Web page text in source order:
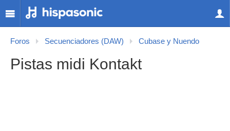
Foros Secuenciadores (DAW) Cubase y Nuendo
Pistas midi Kontakt